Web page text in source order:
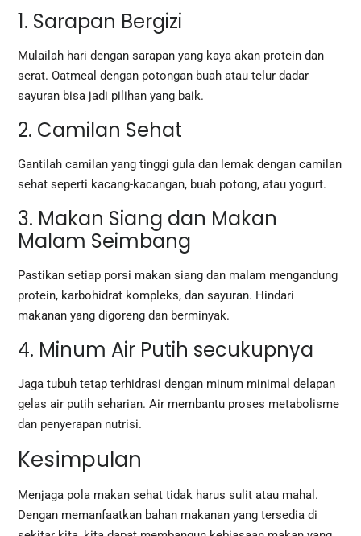
1. Sarapan Bergizi
Mulailah hari dengan sarapan yang kaya akan protein dan
serat. Oatmeal dengan potongan buah atau telur dadar
sayuran bisa jadi pilihan yang baik.
2. Camilan Sehat
Gantilah camilan yang tinggi gula dan lemak dengan camilan
sehat seperti kacang-kacangan, buah potong, atau yogurt.
3. Makan Siang dan Makan
Malam Seimbang
Pastikan setiap porsi makan siang dan malam mengandung
protein, karbohidrat kompleks, dan sayuran. Hindari
makanan yang digoreng dan berminyak.
4. Minum Air Putih secukupnya
Jaga tubuh tetap terhidrasi dengan minum minimal delapan
gelas air putih seharian. Air membantu proses metabolisme
dan penyerapan nutrisi.
Kesimpulan
Menjaga pola makan sehat tidak harus sulit atau mahal.
Dengan memanfaatkan bahan makanan yang tersedia di